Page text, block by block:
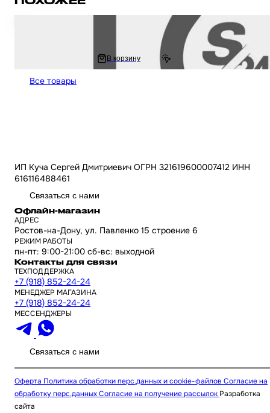
Биксенон для мотоцикла / скутера / мопеда, для мототехники H6 AC
В корзину
Все товары
ИП Куча Сергей Дмитриевич ОГРН 321619600007412 ИНН
616116488461
Связаться с нами
Офлайн-магазин
АДРЕС
Ростов-на-Дону, ул. Павленко 15 строение 6
РЕЖИМ РАБОТЫ
пн-пт: 9:00-21:00 сб-вс: выходной
Контакты для связи
ТЕХПОДДЕРЖКА
+7 (918) 852-24-24
МЕНЕДЖЕР МАГАЗИНА
+7 (918) 852-24-24
МЕССЕНДЖЕРЫ
Связаться с нами
Оферта Политика обработки перс.данных и cookie-файлов Согласие на
обработку перс.данныхСогласие на получение рассылок Разработка
сайта